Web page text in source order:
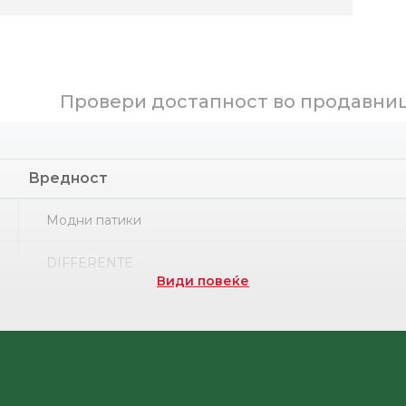
Провери достапност во
Вредност
Модни патики
DIFFERENTE
Види повеќе